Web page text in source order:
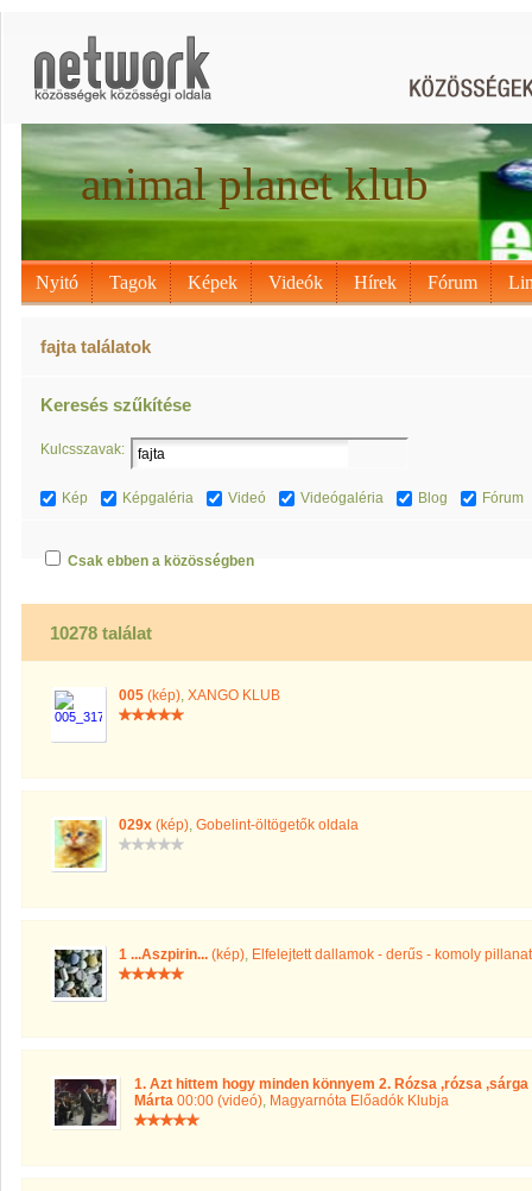
animal planet klub
Nyitó Tagok Képek Videók Hírek Fórum
fajta találatok
Keresés szűkítése
Kulcsszavak:
Kép Képgaléria Videó Videógaléria Blog Fórum
Csak ebben a közösségben
10278 találat
005 (kép), XANGO KLUB
029x (kép), Gobelint-öltögetők oldala
1 ...Aszpirin... (kép), Elfelejtett dallamok - derűs - komoly
1. Azt hittem hogy minden könnyem 2. Rózsa ,rózsa
Márta 00:00 (videó), Magyarnóta Előadók Klubja